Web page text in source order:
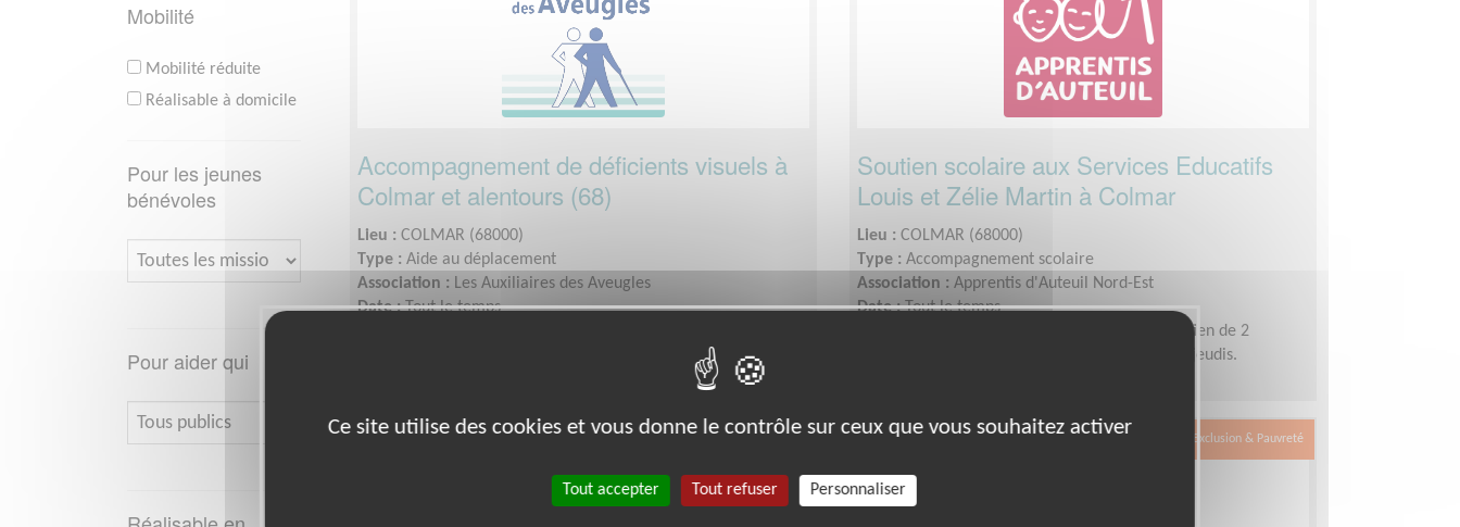
Mobilité
Mobilité réduite
Réalisable à domicile
Pour les jeunes
bénévoles
Pour aider qui
Accompagnement de déficients visuels à
Colmar et alentours (68)
Lieu : COLMAR (68000)
Type : Aide au déplacement
Association : Les Auxiliaires des Aveugles
Date :Tout le temps
Soutien scolaire aux Services Educatifs
Louis et Zélie Martin à Colmar
Lieu : COLMAR (68000)
Type : Accompagnement scolaire
Association : Apprentis d'Auteuil Nord-Est
Date :Tout le temps
L'idéal serait un soutien de 2
sessions par semaine d'1h30 tous les mardis et jeudis.
Exclusion & Pauvreté
Ce site utilise des cookies et vous donne le contrôle sur ceux que vous souhaitez activer
Tout accepter Tout refuser Personnaliser